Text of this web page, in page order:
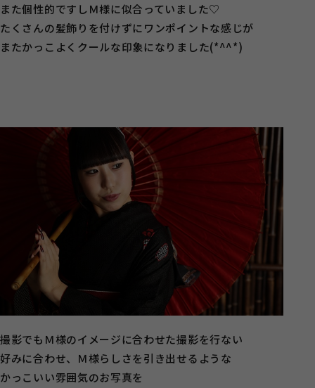
また個性的ですしＭ様に似合っていました♡
たくさんの髪飾りを付けずにワンポイントな感じが
またかっこよくクールな印象になりました(*^^*)
撮影でもＭ様のイメージに合わせた撮影を行ない
好みに合わせ、Ｍ様らしさを引き出せるような
かっこいい雰囲気のお写真を